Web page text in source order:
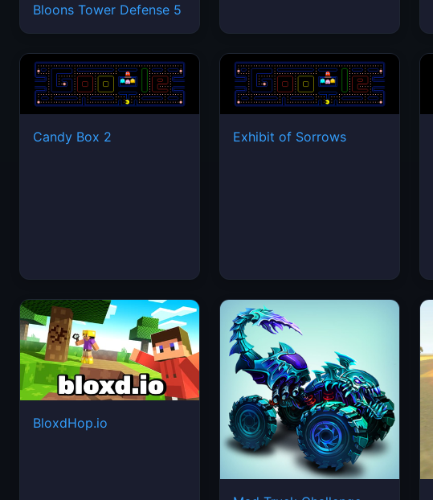
Bloons Tower Defense 5
Candy Box 2 Exhibit of Sorrows
BloxdHop.io